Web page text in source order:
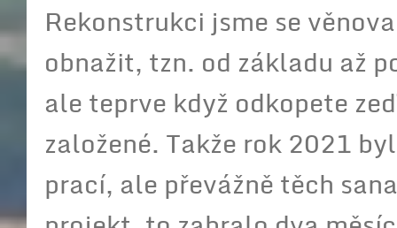
Rekonstrukci jsme se
obnažit, tzn. od základu až
ale teprve když odkopete
založené. Takže rok 2021
prací, ale převážně těch